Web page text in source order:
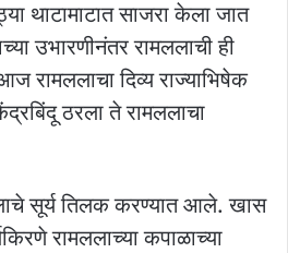
थाटामाटात साजरा केला जात
उभारणीनंतर रामललाची ही
रामललाचा दिव्य राज्याभिषेक
ठरला ते रामललाचा
सूर्य तिलक करण्यात आले. खास
रामललाच्या कपाळाच्या